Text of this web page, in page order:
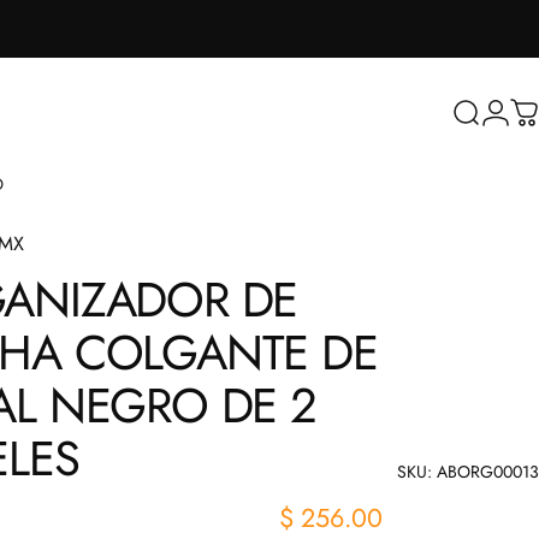
Buscar
DE
COLGANTE DE
NEGRO DE 2
SKU: ABORG00013
$ 256.00